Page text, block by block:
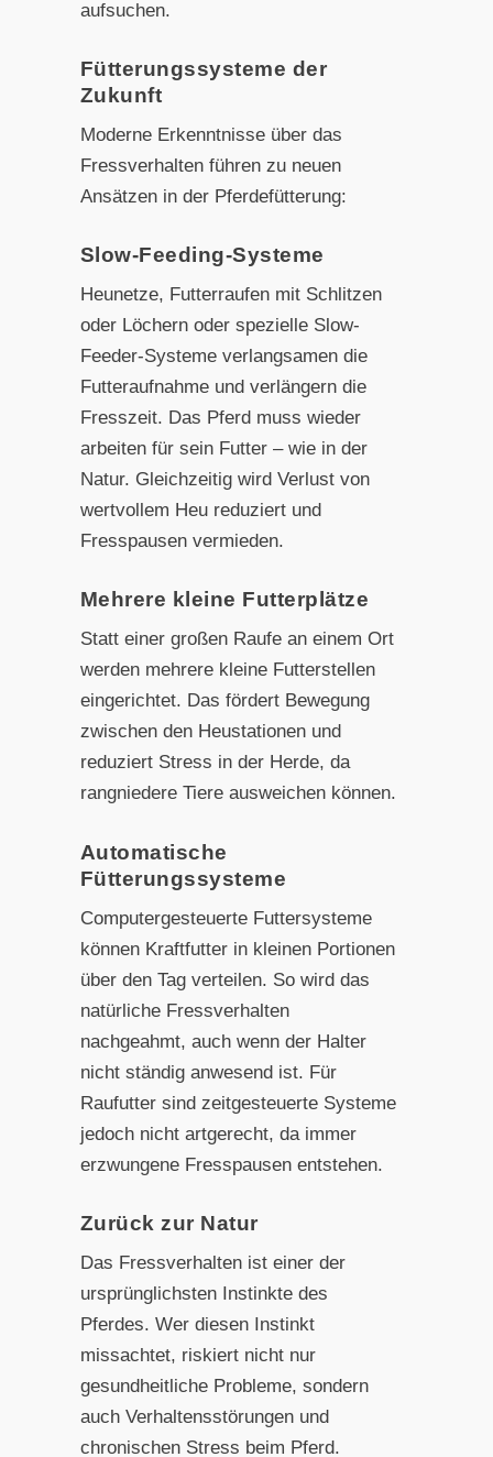
aufsuchen.
Fütterungssysteme der
Zukunft
Moderne Erkenntnisse über das
Fressverhalten führen zu neuen
Ansätzen in der Pferdefütterung:
Slow-Feeding-Systeme
Heunetze, Futterraufen mit Schlitzen
oder Löchern oder spezielle Slow-
Feeder-Systeme verlangsamen die
Futteraufnahme und verlängern die
Fresszeit. Das Pferd muss wieder
arbeiten für sein Futter – wie in der
Natur. Gleichzeitig wird Verlust von
wertvollem Heu reduziert und
Fresspausen vermieden.
Mehrere kleine Futterplätze
Statt einer großen Raufe an einem Ort
werden mehrere kleine Futterstellen
eingerichtet. Das fördert Bewegung
zwischen den Heustationen und
reduziert Stress in der Herde, da
rangniedere Tiere ausweichen können.
Automatische
Fütterungssysteme
Computergesteuerte Futtersysteme
können Kraftfutter in kleinen Portionen
über den Tag verteilen. So wird das
natürliche Fressverhalten
nachgeahmt, auch wenn der Halter
nicht ständig anwesend ist. Für
Raufutter sind zeitgesteuerte Systeme
jedoch nicht artgerecht, da immer
erzwungene Fresspausen entstehen.
Zurück zur Natur
Das Fressverhalten ist einer der
ursprünglichsten Instinkte des
Pferdes. Wer diesen Instinkt
missachtet, riskiert nicht nur
gesundheitliche Probleme, sondern
auch Verhaltensstörungen und
chronischen Stress beim Pferd.